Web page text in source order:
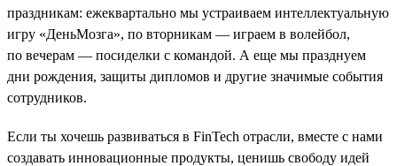
праздникам: ежеквартально мы устраиваем интеллектуальную
игру «ДеньМозга», по вторникам — играем в волейбол,
по вечерам — посиделки с командой. А еще мы празднуем
дни рождения, защиты дипломов и другие значимые события
сотрудников.
Если ты хочешь развиваться в FinTech отрасли, вместе с нами
создавать инновационные продукты, ценишь свободу идей